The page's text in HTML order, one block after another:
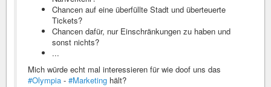
Chancen auf eine überfüllte Stadt und überteuerte
Tickets?
Chancen dafür, nur Einschränkungen zu haben und
sonst nichts?
...
Mich würde echt mal interessieren für wie doof uns das
#Olympia - #Marketing hält?